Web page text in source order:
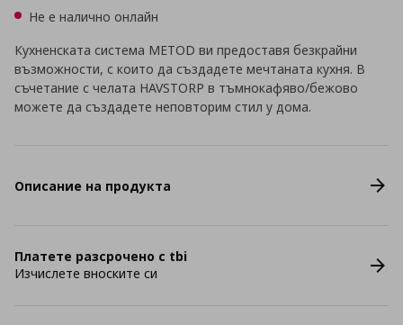
Не е налично онлайн
Кухненската система METOD ви предоставя безкрайни
възможности, с които да създадете мечтаната кухня. В
съчетание с челата HAVSTORP в тъмнокафяво/бежово
можете да създадете неповторим стил у дома.
Описание на продукта
Платете разсрочено с tbi
Изчислете вноските си